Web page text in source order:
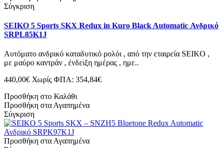
Σύγκριση
SEIKO 5 Sports SKX Redux in Kuro Black Automatic Ανδρικό
SRPL85K1J
Αυτόματο ανδρικό καταδυτικό ρολόι , από την εταιρεία SEIKO ,
με μαύρο καντράν , ένδειξη ημέρας , ημε..
440,00€ Χωρίς ΦΠΑ: 354,84€
Προσθήκη στο Καλάθι
Προσθήκη στα Αγαπημένα
Σύγκριση
Προσθήκη στα Αγαπημένα